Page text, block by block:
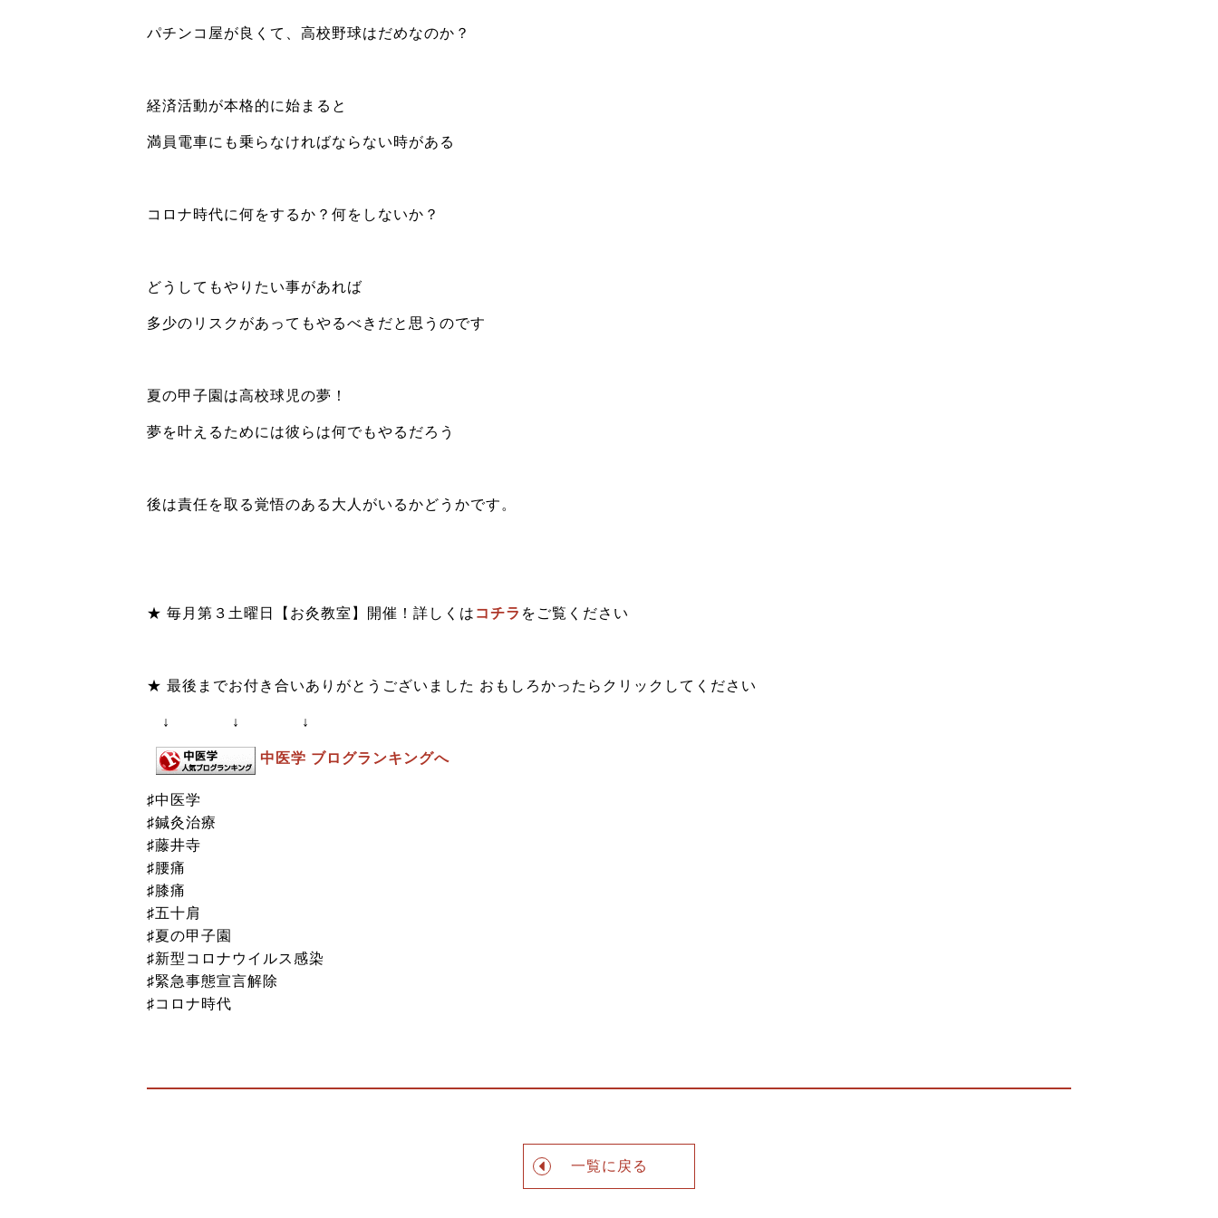
パチンコ屋が良くて、高校野球はだめなのか？
経済活動が本格的に始まると
満員電車にも乗らなければならない時がある
コロナ時代に何をするか？何をしないか？
どうしてもやりたい事があれば
多少のリスクがあってもやるべきだと思うのです
夏の甲子園は高校球児の夢！
夢を叶えるためには彼らは何でもやるだろう
後は責任を取る覚悟のある大人がいるかどうかです。
★ 毎月第３土曜日 【お灸教室】 開催！詳しくは コチラ をご覧ください
★ 最後までお付き合いありがとうございました おもしろかったらクリックしてください
↓ ↓ ↓
中医学 ブログランキングへ
♯中医学
♯鍼灸治療
♯藤井寺
♯腰痛
♯膝痛
♯五十肩
♯夏の甲子園
♯新型コロナウイルス感染
♯緊急事態宣言解除
♯コロナ時代
一覧に戻る